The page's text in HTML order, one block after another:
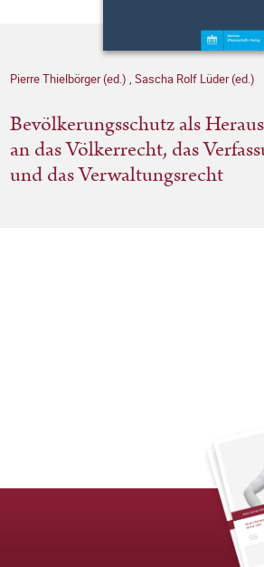
Pierre Thielbörger (ed.) Sascha Rolf Lüder (ed.)
Bevölkerungsschutz als
an das Völkerrecht, das
und das Verwaltungsrecht